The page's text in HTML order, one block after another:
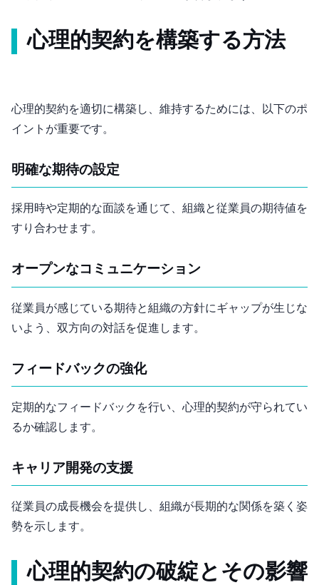
心理的契約を構築する方法
心理的契約を適切に構築し、維持するためには、以下のポ
イントが重要です。
明確な期待の設定
採用時や定期的な面談を通じて、組織と従業員の期待値を
すり合わせます。
オープンなコミュニケーション
従業員が感じている期待と組織の方針にギャップが生じな
いよう、双方向の対話を促進します。
フィードバックの強化
定期的なフィードバックを行い、心理的契約が守られてい
るか確認します。
キャリア開発の支援
従業員の成長機会を提供し、組織が長期的な関係を築く姿
勢を示します。
心理的契約の破綻とその影響